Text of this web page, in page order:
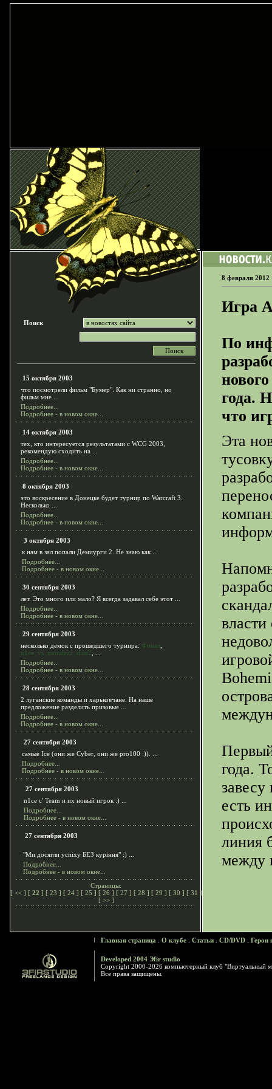
Поиск
15 октября 2003
что посмотрели фильм "Бумер". Как ни странно, но
фильм мне ...
Подробнее...
Подробнее - в новом окне...
14 октября 2003
тех, кто интересуется результатами с WCG 2003,
рекомендую сходить на ...
Подробнее...
Подробнее - в новом окне...
8 октября 2003
это воскресение в Донецке будет турнир по Warcraft 3.
Несколько ...
Подробнее...
Подробнее - в новом окне...
3 октября 2003
к нам в зал попали Демиурги 2. Не знаю как ...
Подробнее...
Подробнее - в новом окне...
30 сентября 2003
лет. Это много или мало? Я всегда задавал себе этот ...
Подробнее...
Подробнее - в новом окне...
29 сентября 2003
несколько демок с прошедшего турнира. Финал
n1ce_vs_moralezz_dust2
Подробнее...
Подробнее - в новом окне...
28 сентября 2003
2 луганские команды и харьковчане. На наше
предложение разделить призовые ...
Подробнее...
Подробнее - в новом окне...
27 сентября 2003
самые Ice (они же Cyber, они же pro100 :)). ...
Подробнее...
Подробнее - в новом окне...
27 сентября 2003
n1ce с' Team и их новый игрок :) ...
Подробнее...
Подробнее - в новом окне...
27 сентября 2003
"Ми досягли успiху БЕЗ курiння" :) ...
Подробнее...
Подробнее - в новом окне...
Страницы:
[ << ] [ 22 ] [ 23 ] [ 24 ] [ 25 ] [ 26 ] [ 27 ] [ 28 ] [ 29 ] [ 30 ] [ 31 ]
[ >> ]
8 февраля 2012
Игра
По
года.
что
Эта
года.
есть
линия
между
Главная страница О клубе Статьи CD/DVD Герои
Developed 2004 Эfir studio
Copyright 2000-2026 компьютерный клуб "Виртуальный
Все права защищены.